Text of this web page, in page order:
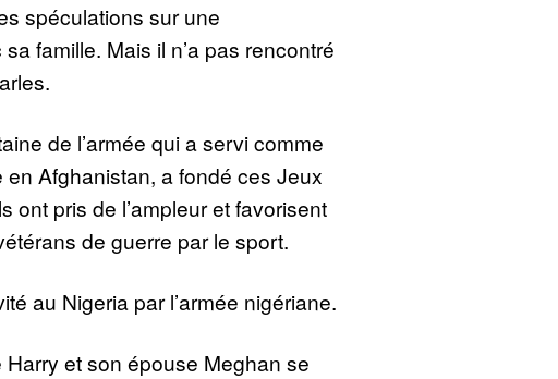
spéculations sur une
famille. Mais il n’a pas rencontré
de l’armée qui a servi comme
en Afghanistan, a fondé ces Jeux
ont pris de l’ampleur et favorisent
de guerre par le sport.
au Nigeria par l’armée nigériane.
et son épouse Meghan se